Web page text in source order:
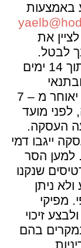
באמצעות
לציין את
לבטל.
ביטול עסקה אפשרי בתוך 14 ימים
שהביטול ייעשה עד לא יאוחר מ – 7
לפני מועד
העסקה.
ייגבו דמי
5% כדין. למען הסר
שנקנו
ולא ניתן
מפיקי
זיכוי
בהם